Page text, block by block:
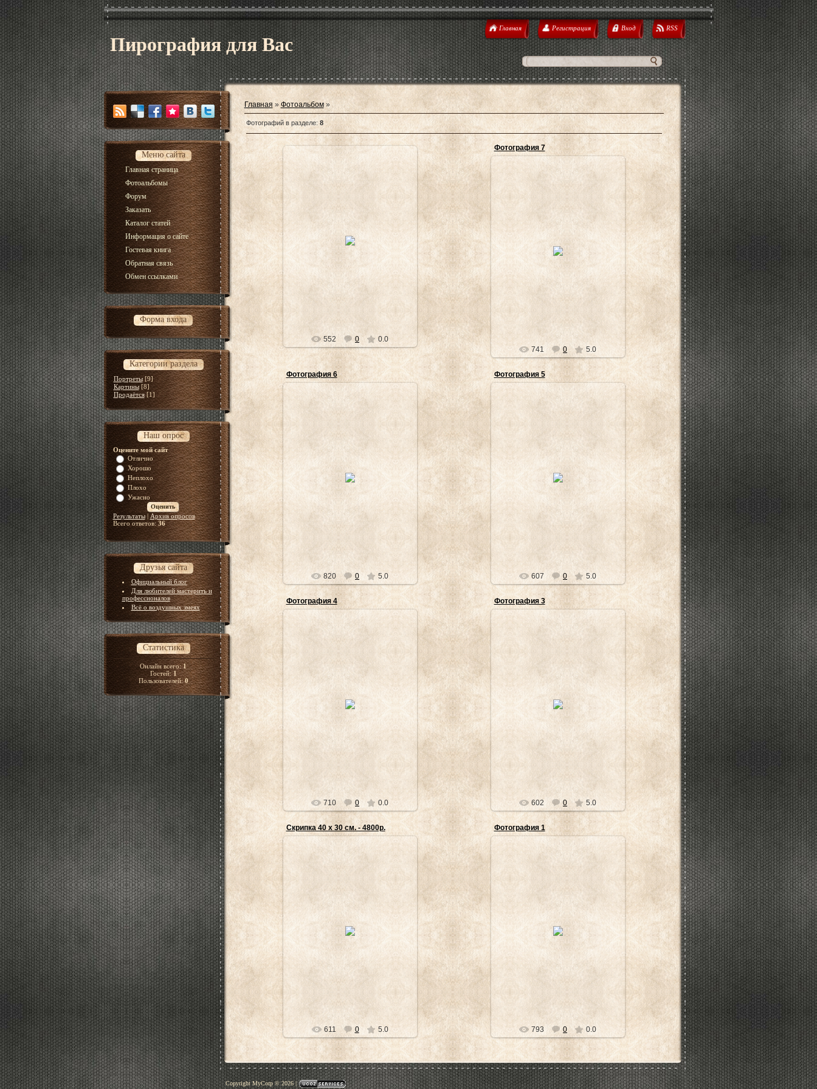
Пирография для Вас
Главная Регистрация Вход RSS
Меню сайта
Главная страница
Фотоальбомы
Форум
Заказать
Каталог статей
Информация о сайте
Гостевая книга
Обратная связь
Обмен ссылками
Форма входа
Категории раздела
Портреты [9]
Картины [8]
Продаётся [1]
Наш опрос
Оцените мой сайт
Отлично
Хорошо
Неплохо
Плохо
Ужасно
Результаты| Архив опросов
Всего ответов:36
Друзья сайта
Официальный блог
Для любителей мастерить и
профессионалов
Всё о воздушных змеях
Статистика
Онлайн всего:1
Гостей:1
Пользователей:0
Главная » Фотоальбом»
Фотографий в разделе: 8
Vladimir_Tsukalov
552 0 0.0
Фотография 7
Стоимость ДМ2 500р.
741 0 5.0
Фотография 6
18.12.2011
Vladimir_Tsukalov
820 0 5.0
Фотография 5
Продаётся 20 х 30 см - 2650 р.
607 0 5.0
Фотография 4
18.12.2011
Vladimir_Tsukalov
710 0 0.0
Фотография 3
18.12.2011
Vladimir_Tsukalov
602 0 5.0
Скрипка 40 х 30 см. - 4800р.
18.12.2011
Vladimir_Tsukalov
611 0 5.0
Фотография 1
18.12.2011
Vladimir_Tsukalov
793 0 0.0
Copyright MyCorp © 2026|